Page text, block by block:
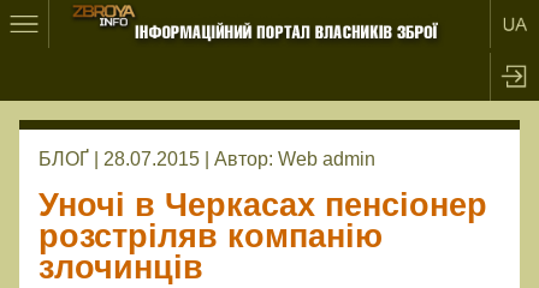
БЛОҐ | 28.07.2015 | Автор: Web admin
Уночі в Черкасах пенсіонер
розстріляв компанію
злочинців